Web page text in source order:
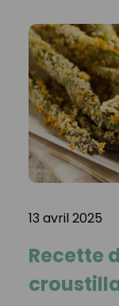
13 avril 2025
Recette